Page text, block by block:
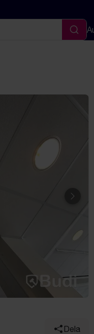
Sök
Nästa
Dela